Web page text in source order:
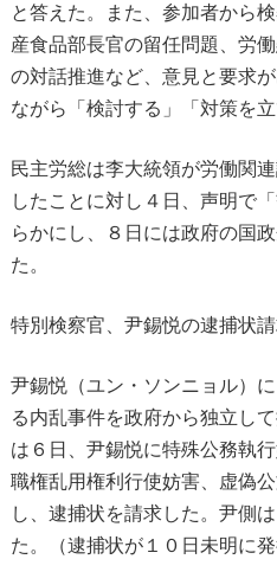
と答えた。また、参加者から
産食品部長官の留任問題、労
の対話推進など、意見と要求
ながら「検討する」「対策を
民主労総は李大統領が労働関
したことに対し４日、声明で
らかにし、８日には政府の国
た。
特別検察官、尹錫悦の逮捕状
尹錫悦（ユン・ソンニョル）
る内乱事件を政府から独立し
は６日、尹錫悦に特殊公務執
職権乱用権利行使妨害、虚偽
し、逮捕状を請求した。尹側
た。（逮捕状が１０日未明に発